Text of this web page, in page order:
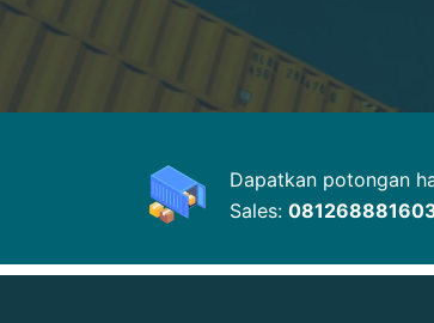
Dapatkan potongan
Sales: